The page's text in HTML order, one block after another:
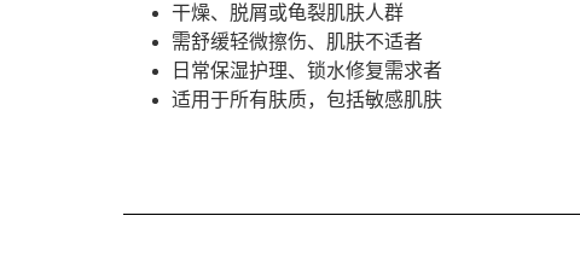
干燥、脱屑或龟裂肌肤人群
需舒缓轻微擦伤、肌肤不适者
日常保湿护理、锁水修复需求者
适用于所有肤质，包括敏感肌肤